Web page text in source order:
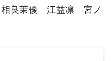
良茉優 江益凛 宮ノ